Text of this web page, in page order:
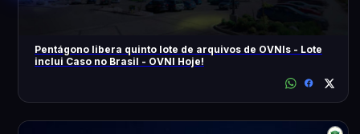
Pentágono libera quinto lote de arquivos de OVNIs - Lote
inclui Caso no Brasil - OVNI Hoje!